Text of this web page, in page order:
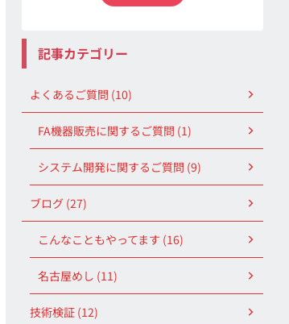
記事カテゴリー
よくあるご質問 (10)
FA機器販売に関するご質問 (1)
システム開発に関するご質問 (9)
ブログ (27)
こんなこともやってます (16)
名古屋めし (11)
技術検証 (12)